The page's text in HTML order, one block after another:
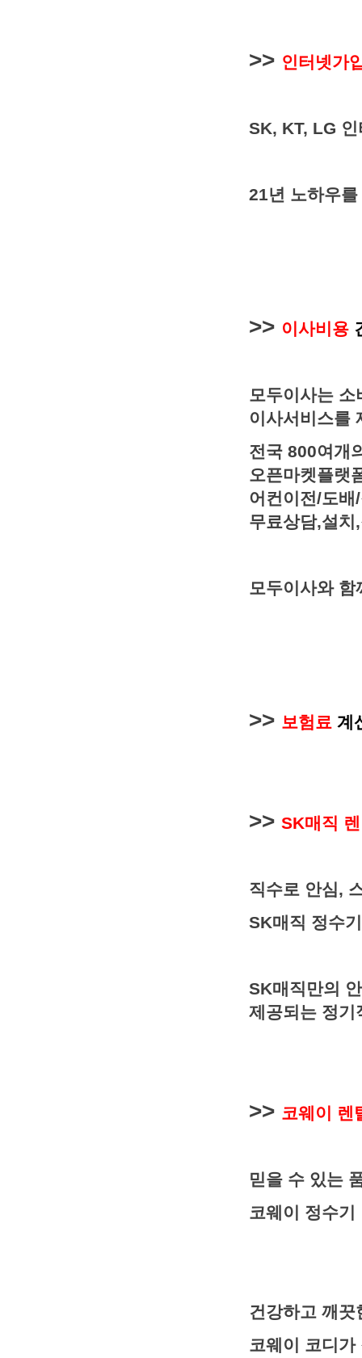
>> 인터넷가
SK, KT, LG
21년 노하우
>> 이사비용
모두이사는 소
이사서비스를
전국 800여개
오픈마켓플랫
어컨이전/도배
무료상담,설치
모두이사와
>> 보험료 계
>> SK매직
직수로 안심,
SK매직 정수기
SK매직만의
제공되는 정기
>> 코웨이 렌
믿을 수 있는
코웨이 정수기
건강하고 깨끗
코웨이 코디가